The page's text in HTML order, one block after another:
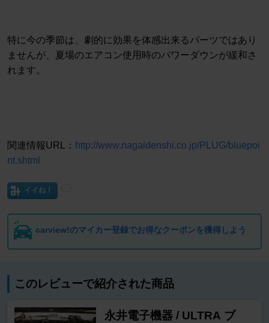
特に今の季節は、劇的に効果を体感出来るパーツではあり
ませんが、夏場のエアコン使用時のパワーダウンが緩和さ
れます。
関連情報URL： http://www.nagaidenshi.co.jp/PLUG/bluepoi
nt.shtml
イイね！
carview!のマイカー登録でお得なクーポンを獲得しよう
このレビューで紹介された商品
永井電子機器 / ULTRA ブ